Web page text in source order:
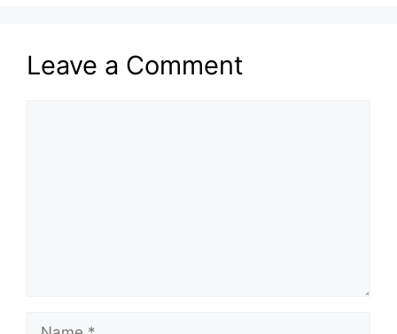
Leave a Comment